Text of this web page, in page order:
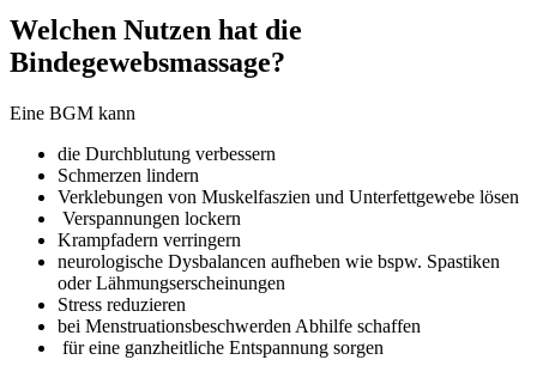
Welchen Nutzen hat die
Bindegewebsmassage?
Eine BGM kann
die Durchblutung verbessern
Schmerzen lindern
Verklebungen von Muskelfaszien und Unterfettgewebe lösen
Verspannungen lockern
Krampfadern verringern
neurologische Dysbalancen aufheben wie bspw. Spastiken
oder Lähmungserscheinungen
Stress reduzieren
bei Menstruationsbeschwerden Abhilfe schaffen
für eine ganzheitliche Entspannung sorgen